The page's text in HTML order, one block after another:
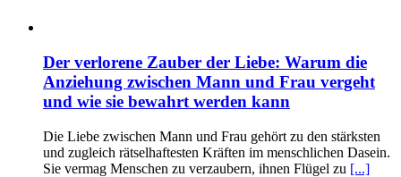
Der verlorene Zauber der Liebe: Warum die
Anziehung zwischen Mann und Frau vergeht
und wie sie bewahrt werden kann
Die Liebe zwischen Mann und Frau gehört zu den stärksten
und zugleich rätselhaftesten Kräften im menschlichen Dasein.
Sie vermag Menschen zu verzaubern, ihnen Flügel zu [...]